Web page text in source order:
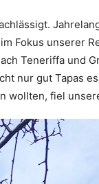
Fokus unserer
Teneriffa und
nur gut Tapas
wollten, fiel